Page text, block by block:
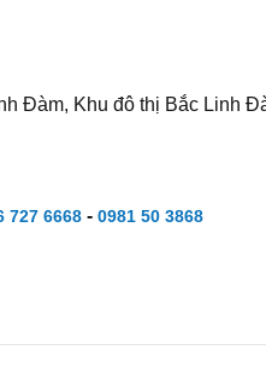
Đàm, Khu đô thị Bắc Linh
727 6668- 0981 50 3868